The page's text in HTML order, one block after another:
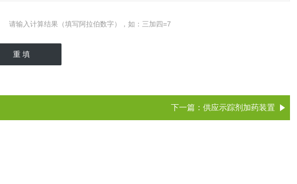
请输入计算结果（填写阿拉伯数字），如：三加四=7
下一篇： 供应示踪剂加药装置